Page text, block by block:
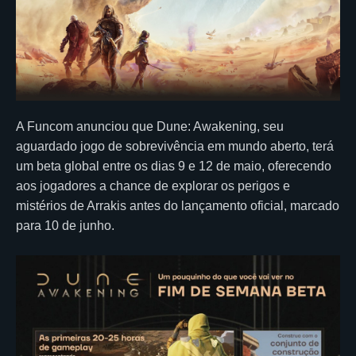
A Funcom anunciou que Dune: Awakening, seu
aguardado jogo de sobrevivência em mundo aberto, terá
um beta global entre os dias 9 e 12 de maio, oferecendo
aos jogadores a chance de explorar os perigos e
mistérios de Arrakis antes do lançamento oficial, marcado
para 10 de junho.